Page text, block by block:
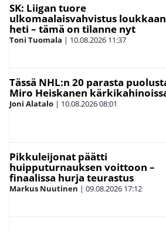
SK: Liigan tuore
ulkomaalaisvahvistus
heti – tämä on tilanne nyt
Toni Tuomala | 10.08.2026 11:37
Tässä NHL:n 20 parasta
Miro Heiskanen
Joni Alatalo | 10.08.202608:01
Pikkuleijonat päätti
huipputurnauksen voittoon –
finaalissa hurja teurastus
Markus Nuutinen | 09.08.2026 17:12